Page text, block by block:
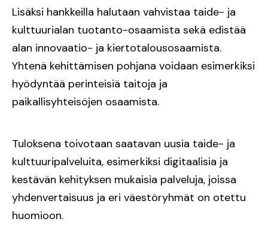
Lisäksi hankkeilla halutaan vahvistaa taide- ja
kulttuurialan tuotanto-osaamista sekä edistää
alan innovaatio- ja kiertotalousosaamista.
Yhtenä kehittämisen pohjana voidaan esimerkiksi
hyödyntää perinteisiä taitoja ja
paikallisyhteisöjen osaamista.
Tuloksena toivotaan saatavan uusia taide- ja
kulttuuripalveluita, esimerkiksi digitaalisia ja
kestävän kehityksen mukaisia palveluja, joissa
yhdenvertaisuus ja eri väestöryhmät on otettu
huomioon.